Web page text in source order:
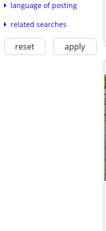
language of posting
related searches
reset apply